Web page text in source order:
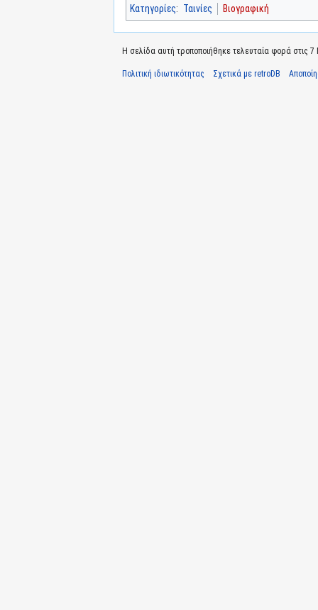
Κατηγορίες: Ταινίες Βιογραφική
Η σελίδα αυτή τροποποιήθηκε τελευταία φορά στις 7
Πολιτική ιδιωτικότητας Σχετικά με retroDB